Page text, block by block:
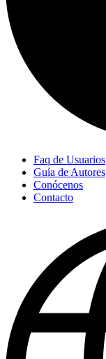
Faq de Usuarios
Guía de Autores
Conócenos
Contacto